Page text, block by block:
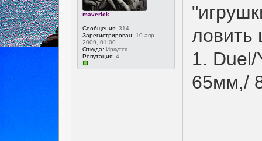
maverick
Сообщения: 314
Зарегистрирован: 10 апр
2009, 01:00
Откуда: Иркутск
Репутация: 4
ловить
1.
65мм,/